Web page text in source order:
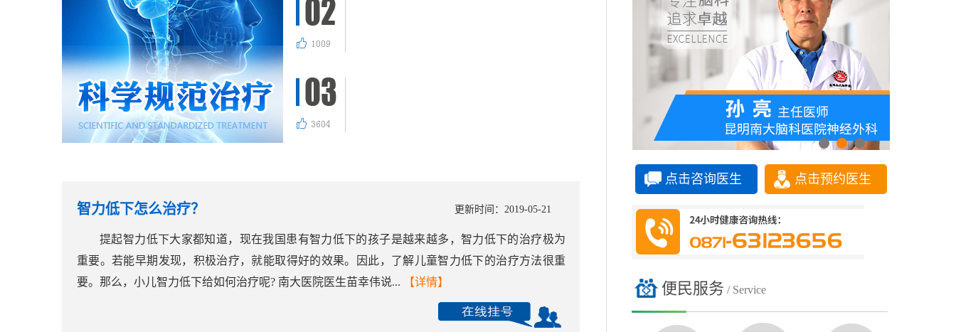
智力低下怎么治疗？ 更新时间：2019-05-21
提起智力低下大家都知道，现在我国患有智力低下的孩子是越来越多，智力低下的治疗极为
重要。若能早期发现，积极治疗，就能取得好的效果。因此，了解儿童智力低下的治疗方法很重
要。那么，小儿智力低下给如何治疗呢? 南大医院医生苗幸伟说...
【详情】
点击咨询医生 点击预约医生
便民服务 / Service